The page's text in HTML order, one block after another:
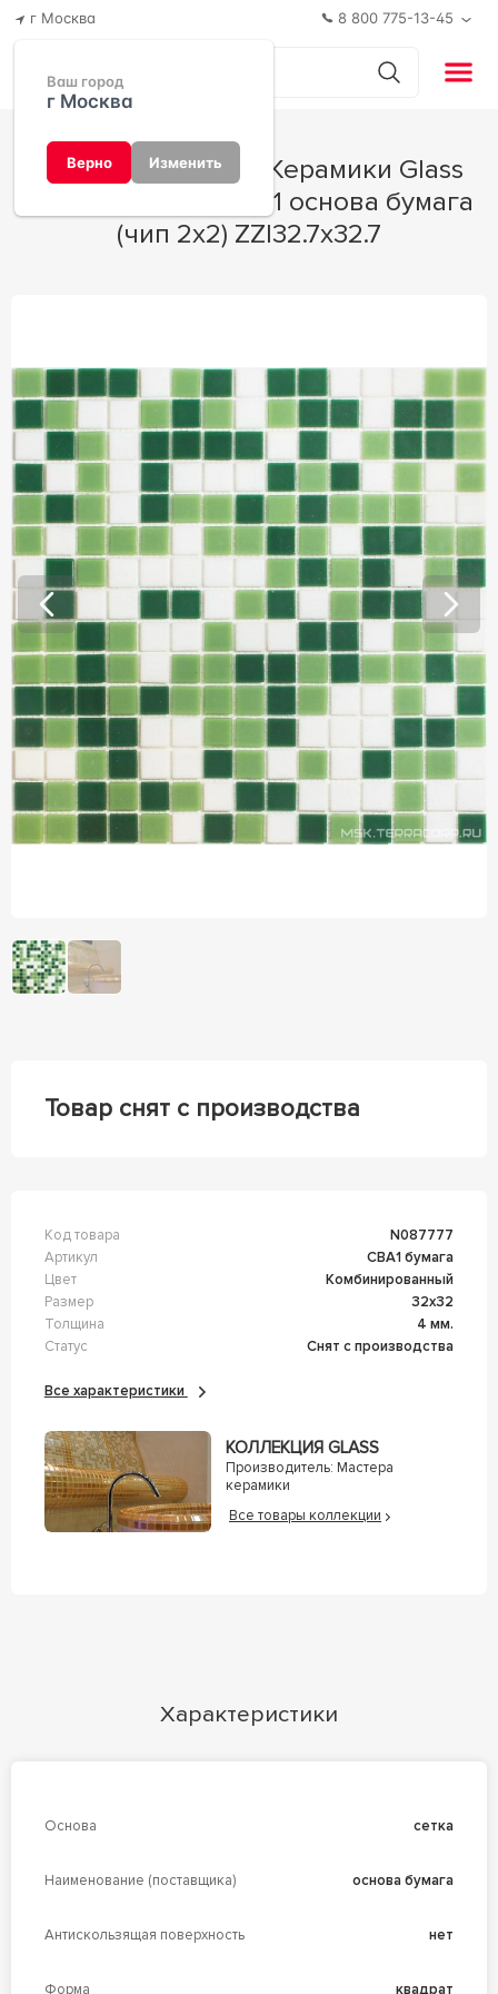
г Москва
Ваш город
г Москва
Верно Изменить
8 800 775-13-45
Мозаика Mixed CBA1 основа бумага
(чип 2x2) ZZ|32.7x32.7
Товар снят с производства
Код товара
n087777
Артикул
CBA1 бумага
Цвет
Комбинированный
Размер
32x32
Толщина
4 мм.
Статус
Снят с производства
Все характеристики
КОЛЛЕКЦИЯ GLASS
Производитель: Мастера
керамики
Все товары коллекции
Характеристики
Основа сетка
Наименование (поставщика) основа бумага
Антискользящая поверхность нет
Форма квадрат